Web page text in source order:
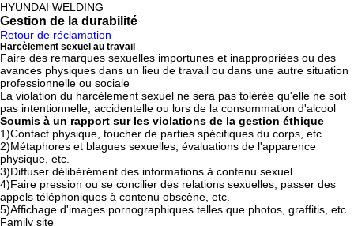
HYUNDAI WELDING
Gestion de la durabilité
Retour de réclamation
Harcèlement sexuel au travail
Faire des remarques sexuelles importunes et inappropriées ou des
avances physiques dans un lieu de travail ou dans une autre situation
professionnelle ou sociale
La violation du harcèlement sexuel ne sera pas tolérée qu'elle ne soit
pas intentionnelle, accidentelle ou lors de la consommation d'alcool
Soumis à un rapport sur les violations de la gestion éthique
1)Contact physique, toucher de parties spécifiques du corps, etc.
2)Métaphores et blagues sexuelles, évaluations de l'apparence
physique, etc.
3)Diffuser délibérément des informations à contenu sexuel
4)Faire pression ou se concilier des relations sexuelles, passer des
appels téléphoniques à contenu obscène, etc.
5)Affichage d'images pornographiques telles que photos, graffitis, etc.
Family site